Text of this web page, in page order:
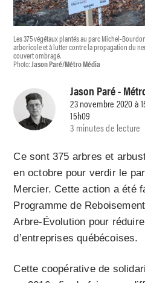
Les 375 végétaux plantés au parc Michel-
arboricole et à lutter contre la propagation du
couvert ombragé.
Photo:Jason Paré/Métro Média
Jason Paré-
23 novembre 2020 à
15h09
3 minutes de lecture
Ce sont 375 arbres et
en octobre pour verdir le
Mercier. Cette action a été
Programme de
Arbre-Évolution pour
d’entreprises québécoises.
Cette coopérative de